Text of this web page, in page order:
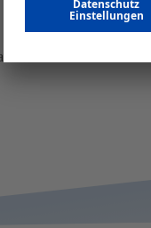
DIN EN 16709